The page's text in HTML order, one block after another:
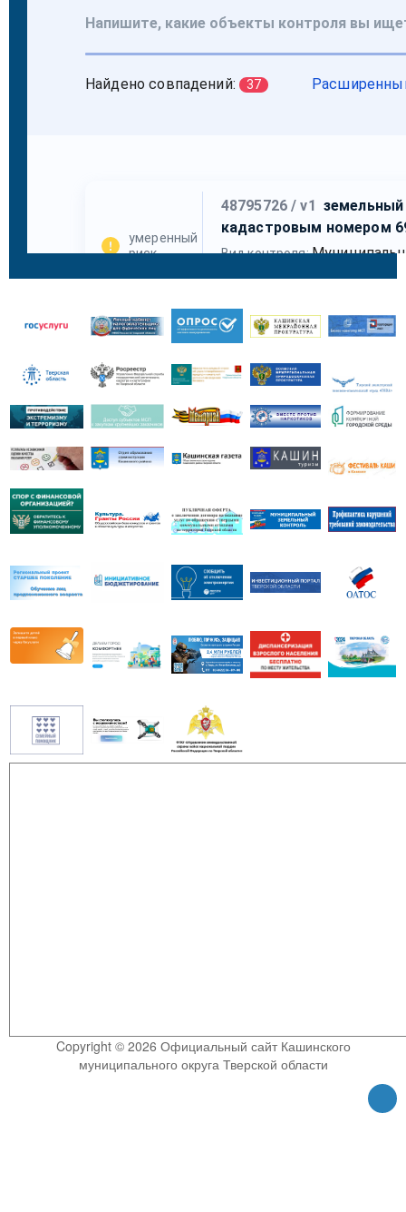
Copyright © 2026 Официальный сайт Кашинского
муниципального округа Тверской области